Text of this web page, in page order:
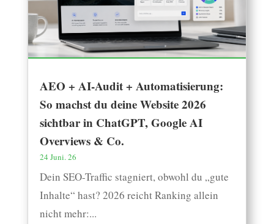
AEO + AI-Audit + Automatisierung:
So machst du deine Website 2026
sichtbar in ChatGPT, Google AI
Overviews & Co.
24 Juni. 26
Dein SEO-Traffic stagniert, obwohl du „gute
Inhalte“ hast? 2026 reicht Ranking allein
nicht mehr:...